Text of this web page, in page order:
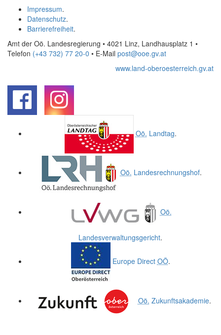
Impressum.
Datenschutz.
Barrierefreiheit.
Amt der Oö. Landesregierung • 4021 Linz, Landhausplatz 1 •
Telefon (+43 732) 77 20-0 • E-Mail post@ooe.gv.at
www.land-oberoesterreich.gv.at
Oö. Landtag.
Oö. Landesrechnungshof.
Oö.
Landesverwaltungsgericht.
Europe Direct OÖ.
Oö. Zukunftsakademie.